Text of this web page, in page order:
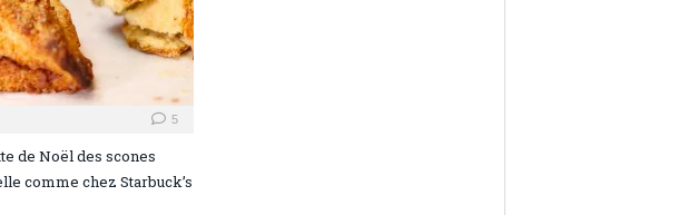
5
de Noël des scones
comme chez Starbuck’s